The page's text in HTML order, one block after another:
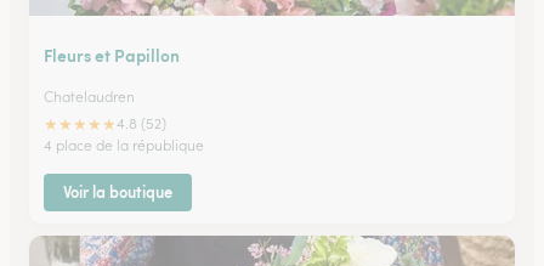
Fleurs et Papillon
Chatelaudren
★★★★★4.8 (52)
4 place de la république
Voir la boutique